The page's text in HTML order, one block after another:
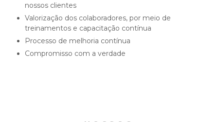
nossos clientes
Valorização dos colaboradores, por meio de
treinamentos e capacitação contínua
Processo de melhoria contínua
Compromisso com a verdade